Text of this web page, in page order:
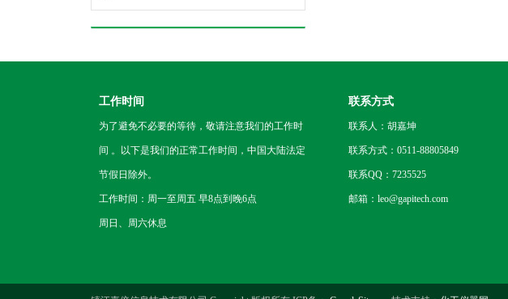
工作时间
为了避免不必要的等待，敬请注意我们的工作时
间 。以下是我们的正常工作时间，中国大陆法定
节假日除外。
工作时间：周一至周五 早8点到晚6点
周日、周六休息
联系方式
联系人：胡嘉坤
联系方式：0511-88805849
联系QQ：7235525
邮箱：leo@gapitech.com